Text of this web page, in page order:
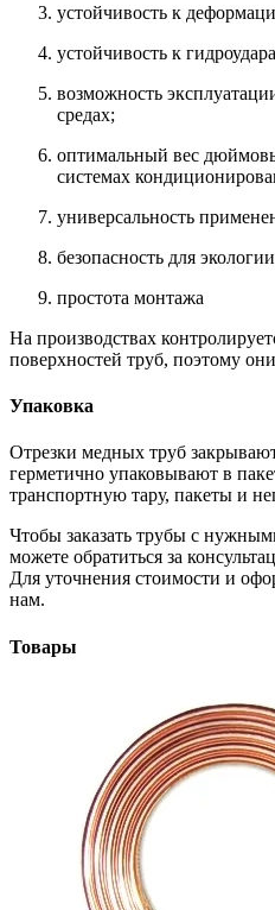
устойчивость к
устойчивость к
возможность
средах;
оптимальный вес
системах
универсальность
безопасность для
простота монтажа
На производствах
поверхностей труб, поэтому
Упаковка
Отрезки медных труб
герметично упаковывают в
транспортную тару, пакеты и
Чтобы заказать трубы с
можете обратиться за
Для уточнения стоимости и
нам.
Товары